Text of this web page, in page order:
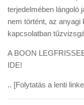
terjedelmében lángoló
nem történt, az anyagi
kapcsolatban
A BOON
IDE!
.. [Folytatás a lenti